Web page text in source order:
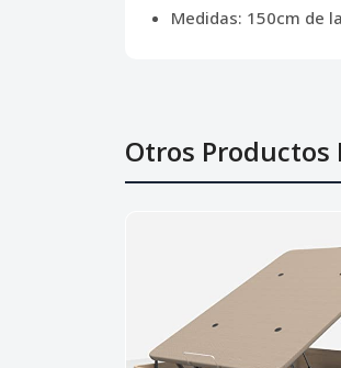
Medidas: 150cm de
Otros Productos